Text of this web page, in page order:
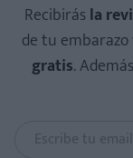
Recibirásla
de tu
gratis.